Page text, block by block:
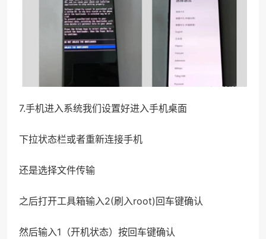
7.手机进入系统我们设置好进入手机桌面
下拉状态栏或者重新连接手机
还是选择文件传输
之后打开工具箱输入2(刷入root)回车键确认
然后输入1（开机状态）按回车键确认